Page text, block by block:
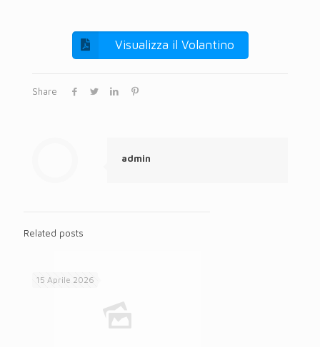
Visualizza il Volantino
Share
admin
Related posts
15 Aprile 2026